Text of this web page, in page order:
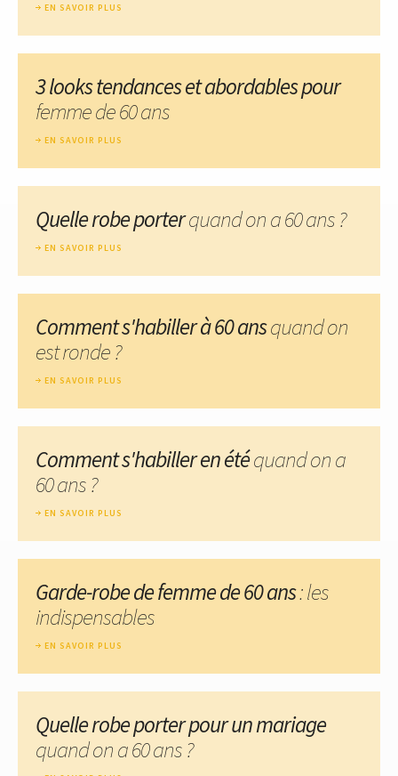
EN SAVOIR PLUS
3 looks tendances et abordables pour
femme de 60 ans
EN SAVOIR PLUS
Quelle robe porterquand on a 60 ans ?
EN SAVOIR PLUS
Comment s'habiller à 60 ansquand on
est ronde ?
EN SAVOIR PLUS
Comment s'habiller en étéquand on a
60 ans ?
EN SAVOIR PLUS
Garde-robe de femme de 60 ans: les
indispensables
EN SAVOIR PLUS
Quelle robe porter pour un mariage
quand on a 60 ans ?